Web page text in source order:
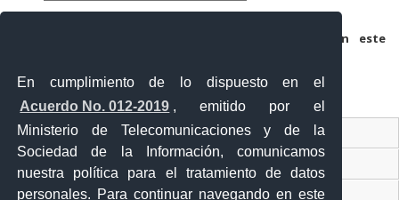
En cumplimiento de lo dispuesto en el
Acuerdo No. 012-2019 , emitido por el
Ministerio de Telecomunicaciones y de la
Sociedad de la Información, comunicamos
nuestra política para el tratamiento de datos
personales. Para continuar navegando en este
Guarda mi nombre, correo electrónico y web en este
Ventanilla Única Virtual
Ventanilla Única de Comercio Exterior
Gobierno Abierto